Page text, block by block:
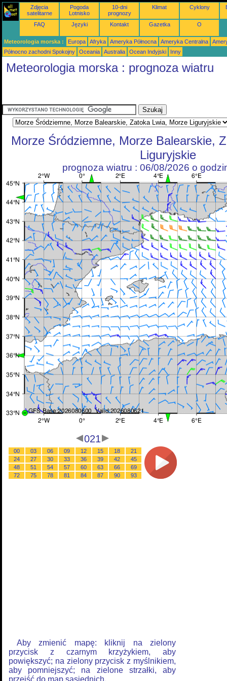
Zdjęcia
satelitarne
Pogoda
Lotnisko
10-dni
prognozy
Klimat Cyklony
FAQ Języki Kontakt Gazetka O
Meteorologia morska : Europa Afryka Ameryka Północna Ameryka Centralna
Północno zachodni Spokojny
Oceania Australia Ocean Indyjski Inny
Meteorologia morska : prognoza wiatru
Morze Śródziemne, Morze Balearskie,
Liguryjskie
prognoza wiatru : 06/08/2026 o
021
00 03 06 09 12 15 18
21
24
27 30 33 36 39 42
45
48
51 54 57 60 63 66
69
72
75 78 81 84 87 90 93
Aby zmienić mapę: kliknij na zielony
przycisk z czarnym krzyżykiem, aby
powiększyć; na zielony przycisk z myślnikiem,
aby pomniejszyć; na zielone strzałki, aby
przejść do map sąsiednich.